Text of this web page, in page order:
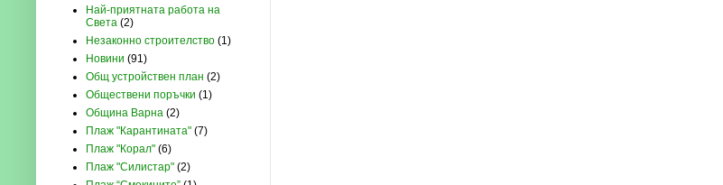
Най-приятната работа на
Света (2)
Незаконно строителство (1)
Новини (91)
Общ устройствен план (2)
Обществени поръчки (1)
Община Варна (2)
Плаж "Карантината" (7)
Плаж "Корал" (6)
Плаж "Силистар" (2)